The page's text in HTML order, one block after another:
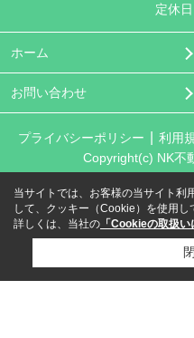
定休日
ホーム
お問い合わせ
プライバシーポリシー 利用
Copyright(c) NK不
当サイトでは、お客様の当サイト利
して、クッキー（Cookie）を使用し
詳しくは、当社の 「Cookieの取扱い